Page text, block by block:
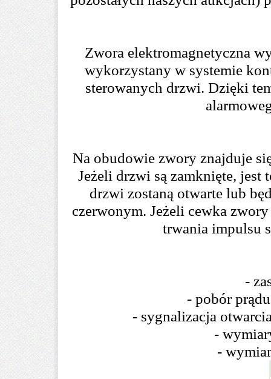
Zwora elektromagnetyczna
wykorzystany w systemie
sterowanych drzwi. Dzięki
Na obudowie zwory znajduje
Jeżeli drzwi są zamknięte,
drzwi zostaną otwarte lub
czerwonym. Jeżeli cewka
trwania impulsu
-
- pobór
- sygnalizacja
-
-